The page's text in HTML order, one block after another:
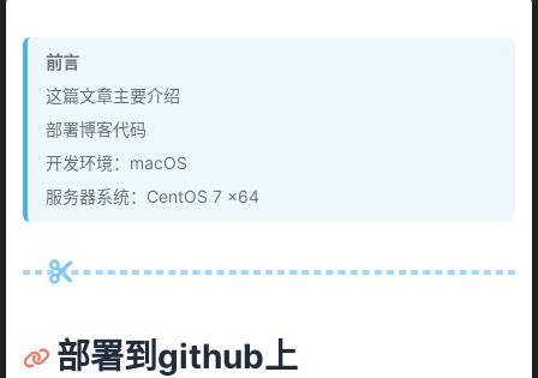
前言
这篇文章主要介绍
部署博客代码
开发环境：macOS
服务器系统：CentOS 7 x64
部署到github上